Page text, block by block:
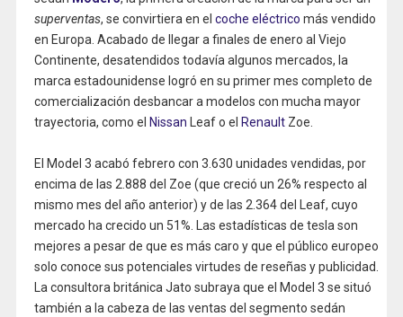
superventas, se convirtiera en el coche eléctrico más vendido
en Europa. Acabado de llegar a finales de enero al Viejo
Continente, desatendidos todavía algunos mercados, la
marca estadounidense logró en su primer mes completo de
comercialización desbancar a modelos con mucha mayor
trayectoria, como el Nissan Leaf o el RenaultZoe.
El Model 3 acabó febrero con 3.630 unidades vendidas, por
encima de las 2.888 del Zoe (que creció un 26% respecto al
mismo mes del año anterior) y de las 2.364 del Leaf, cuyo
mercado ha crecido un 51%. Las estadísticas de tesla son
mejores a pesar de que es más caro y que el público europeo
solo conoce sus potenciales virtudes de reseñas y publicidad.
La consultora británica Jato subraya que el Model 3 se situó
también a la cabeza de las ventas del segmento sedán